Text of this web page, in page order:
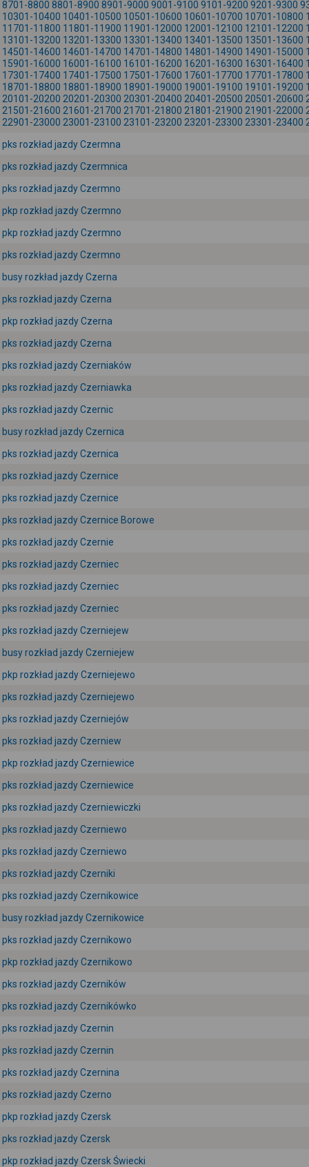
8701-8800 8801-8900 8901-9000 9001-9100 9101-9200 9201-9300
10301-10400 10401-10500 10501-10600 10601-10700 10701-10800
11701-11800 11801-11900 11901-12000 12001-12100 12101-12200
13101-13200 13201-13300 13301-13400 13401-13500 13501-13600
14501-14600 14601-14700 14701-14800 14801-14900 14901-15000
15901-16000 16001-16100 16101-16200 16201-16300 16301-16400
17301-17400 17401-17500 17501-17600 17601-17700 17701-17800
18701-18800 18801-18900 18901-19000 19001-19100 19101-19200
20101-20200 20201-20300 20301-20400 20401-20500 20501-20600
21501-21600 21601-21700 21701-21800 21801-21900 21901-22000
22901-23000 23001-23100 23101-23200 23201-23300 23301-23400
pks rozkład jazdy Czermna
pks rozkład jazdy Czermnica
pks rozkład jazdy Czermno
pkp rozkład jazdy Czermno
pkp rozkład jazdy Czermno
pks rozkład jazdy Czermno
busy rozkład jazdy Czerna
pks rozkład jazdy Czerna
pkp rozkład jazdy Czerna
pks rozkład jazdy Czerna
pks rozkład jazdy Czerniaków
pks rozkład jazdy Czerniawka
pks rozkład jazdy Czernic
busy rozkład jazdy Czernica
pks rozkład jazdy Czernica
pks rozkład jazdy Czernice
pks rozkład jazdy Czernice
pks rozkład jazdy Czernice Borowe
pks rozkład jazdy Czernie
pks rozkład jazdy Czerniec
pks rozkład jazdy Czerniec
pks rozkład jazdy Czerniec
pks rozkład jazdy Czerniejew
busy rozkład jazdy Czerniejew
pkp rozkład jazdy Czerniejewo
pks rozkład jazdy Czerniejewo
pks rozkład jazdy Czerniejów
pks rozkład jazdy Czerniew
pkp rozkład jazdy Czerniewice
pks rozkład jazdy Czerniewice
pks rozkład jazdy Czerniewiczki
pks rozkład jazdy Czerniewo
pks rozkład jazdy Czerniewo
pks rozkład jazdy Czerniki
pks rozkład jazdy Czernikowice
busy rozkład jazdy Czernikowice
pks rozkład jazdy Czernikowo
pkp rozkład jazdy Czernikowo
pks rozkład jazdy Czerników
pks rozkład jazdy Czernikówko
pks rozkład jazdy Czernin
pks rozkład jazdy Czernin
pks rozkład jazdy Czernina
pks rozkład jazdy Czerno
pkp rozkład jazdy Czersk
pks rozkład jazdy Czersk
pkp rozkład jazdy Czersk Świecki